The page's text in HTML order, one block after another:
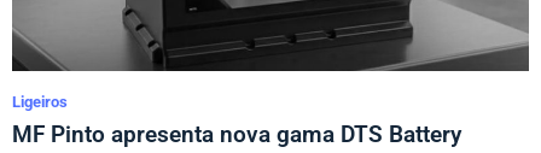
Ligeiros
MF Pinto apresenta nova gama DTS Battery